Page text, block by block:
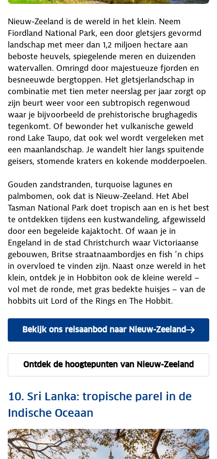
Nieuw-Zeeland is de wereld in het klein. Neem
Fiordland National Park, een door gletsjers gevormd
landschap met meer dan 1,2 miljoen hectare aan
beboste heuvels, spiegelende meren en duizenden
watervallen. Omringd door majestueuze fjorden en
besneeuwde bergtoppen. Het gletsjerlandschap in
combinatie met tien meter neerslag per jaar zorgt op
zijn beurt weer voor een subtropisch regenwoud
waar je bijvoorbeeld de prehistorische brughagedis
tegenkomt. Of bewonder het vulkanische geweld
rond Lake Taupo, dat ook wel wordt vergeleken met
een maanlandschap. Je wandelt hier langs spuitende
geisers, stomende kraters en kokende modderpoelen.
Gouden zandstranden, turquoise lagunes en
palmbomen, ook dat is Nieuw-Zeeland. Het Abel
Tasman National Park doet tropisch aan en is het best
te ontdekken tijdens een kustwandeling, afgewisseld
door een begeleide kajaktocht. Of waan je in
Engeland in de stad Christchurch waar Victoriaanse
gebouwen, Britse straatnaambordjes en fish ’n chips
in overvloed te vinden zijn. Naast onze wereld in het
klein, ontdek je in Hobbiton ook de kleine wereld –
vol met de ronde, met gras bedekte huisjes – van de
hobbits uit Lord of the Rings en The Hobbit.
Bekijk ons reisaanbod naar Nieuw-Zeeland
Ontdek de hoogtepunten van Nieuw-Zeeland
10. Sri Lanka: tropische parel in de
Indische Oceaan